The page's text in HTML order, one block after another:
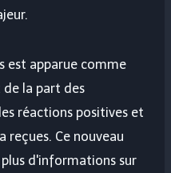
est apparue comme
la part des
réactions positives et
reçues. Ce nouveau
d'informations sur